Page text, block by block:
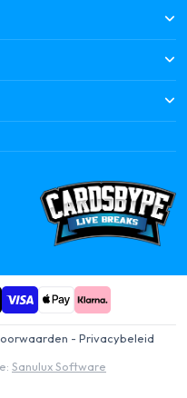
- Privacybeleid
Sanulux Software